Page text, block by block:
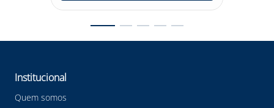
#plugsilicone3m #EPI
Institucional
Quem somos